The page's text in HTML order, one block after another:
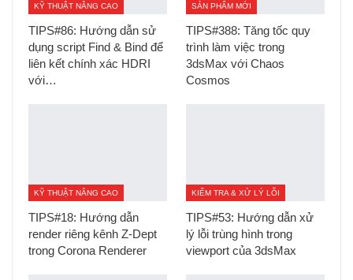
KỸ THUẬT NÂNG CAO
TIPS#86: Hướng dẫn sử
dụng script Find & Bind để
liên kết chính xác HDRI
với…
SẢN PHẨM MỚI
TIPS#388: Tăng tốc quy
trình làm việc trong
3dsMax với Chaos
Cosmos
KỸ THUẬT NÂNG CAO
TIPS#18: Hướng dẫn
render riêng kênh Z-Dept
trong Corona Renderer
KIỂM TRA & XỬ LÝ LỖI
TIPS#53: Hướng dẫn xử
lý lỗi trùng hình trong
viewport của 3dsMax